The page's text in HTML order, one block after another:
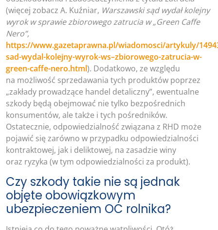
(więcej zobacz A. Kuźniar, Warszawski sąd wydał kolejny
wyrok w sprawie zbiorowego zatrucia w „Green Caffe
Nero”,
https://www.gazetaprawna.pl/wiadomosci/artykuly/
sad-wydal-kolejny-wyrok-ws–zbiorowego-zatrucia-w-
green-caffe-nero.html). Dodatkowo, ze względu
na możliwość sprzedawania tych produktów poprzez
„zakłady prowadzące handel detaliczny”, ewentualne
szkody będą obejmować nie tylko bezpośrednich
konsumentów, ale także i tych pośredników.
Ostatecznie, odpowiedzialność związana z RHD może
pojawić się zarówno w przypadku odpowiedzialności
kontraktowej, jak i deliktowej, na zasadzie winy
oraz ryzyka (w tym odpowiedzialności za produkt).
Czy szkody takie nie są jednak
objęte obowiązkowym
ubezpieczeniem OC rolnika?